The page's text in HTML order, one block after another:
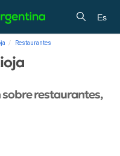
Es
Restaurantes
restaurantes,